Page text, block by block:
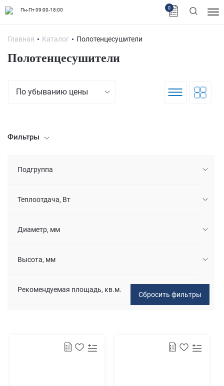
Пн-Пт 09:00-18:00 0
Главная Каталог Полотенцесушители
Полотенцесушители
По убыванию цены
Фильтры
Подгруппа
Теплоотдача, Вт
Диаметр, мм
Высота, мм
Рекомендуемая площадь, кв.м.